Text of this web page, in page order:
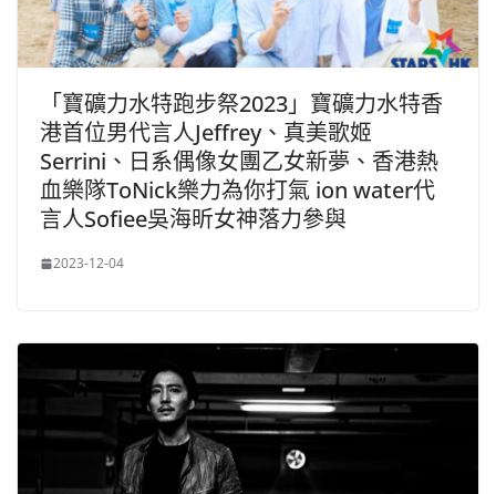
「寶礦力水特跑步祭2023」寶礦力水特香
港首位男代言人Jeffrey、真美歌姬
Serrini、日系偶像女團乙女新夢、香港熱
血樂隊ToNick樂力為你打氣 ion water代
言人Sofiee吳海昕女神落力參與
2023-12-04